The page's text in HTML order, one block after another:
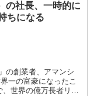
の社長、一時的に
ちになる
の創業者、アマンシ
一の富豪になったこ
世界の億万長者リア